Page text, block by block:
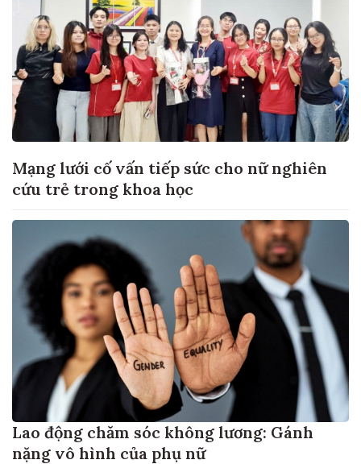
Mạng lưới cố vấn tiếp sức cho nữ nghiên
cứu trẻ trong khoa học
Lao động chăm sóc không lương: Gánh
nặng vô hình của phụ nữ